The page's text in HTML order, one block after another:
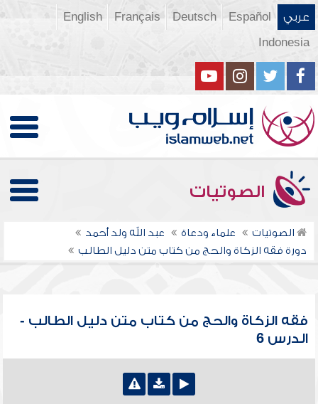
عربي Español
Deutsch
Français
English
Indonesia
الصوتيات
الصوتيات علماء ودعاة
عبد الله ولد أحمد
دورة فقه الزكاة والحج من كتاب متن دليل الطالب
فقه الزكاة والحج من كتاب متن دليل الطالب -
الدرس 6